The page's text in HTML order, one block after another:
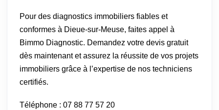
Pour des diagnostics immobiliers fiables et
conformes à Dieue-sur-Meuse, faites appel à
Bimmo Diagnostic. Demandez votre devis gratuit
dès maintenant et assurez la réussite de vos projets
immobiliers grâce à l’expertise de nos techniciens
certifiés.
Téléphone : 07 88 77 57 20